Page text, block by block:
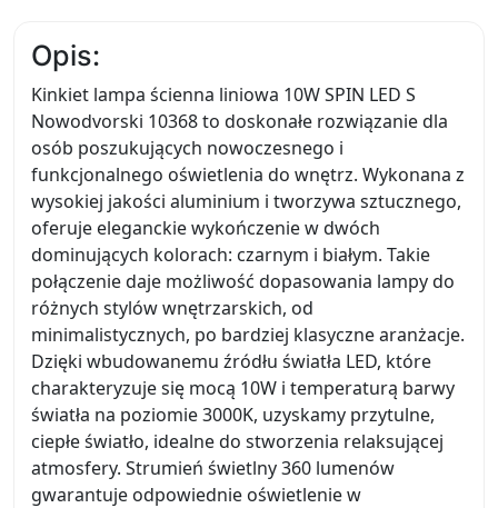
Opis:
Kinkiet lampa ścienna liniowa 10W SPIN LED S
Nowodvorski 10368 to doskonałe rozwiązanie dla
osób poszukujących nowoczesnego i
funkcjonalnego oświetlenia do wnętrz. Wykonana z
wysokiej jakości aluminium i tworzywa sztucznego,
oferuje eleganckie wykończenie w dwóch
dominujących kolorach: czarnym i białym. Takie
połączenie daje możliwość dopasowania lampy do
różnych stylów wnętrzarskich, od
minimalistycznych, po bardziej klasyczne aranżacje.
Dzięki wbudowanemu źródłu światła LED, które
charakteryzuje się mocą 10W i temperaturą barwy
światła na poziomie 3000K, uzyskamy przytulne,
ciepłe światło, idealne do stworzenia relaksującej
atmosfery. Strumień świetlny 360 lumenów
gwarantuje odpowiednie oświetlenie w